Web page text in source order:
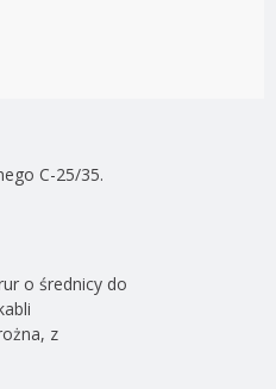
C-25/35.
o średnicy do
z